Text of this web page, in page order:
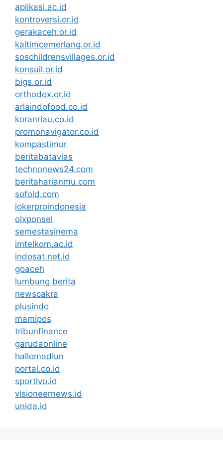
aplikasi.ac.id
kontroversi.or.id
gerakaceh.or.id
kaltimcemerlang.or.id
soschildrensvillages.or.id
konsuil.or.id
bigs.or.id
orthodox.or.id
arlaindofood.co.id
koranriau.co.id
promonavigator.co.id
kompastimur
beritabatavias
technonews24.com
beritaharianmu.com
sofold.com
lokerproindonesia
olxponsel
semestasinema
imtelkom.ac.id
indosat.net.id
goaceh
lumbung berita
newscakra
plusindo
mamipos
tribunfinance
garudaonline
hallomadiun
portal.co.id
sportivo.id
visioneernews.id
unida.id